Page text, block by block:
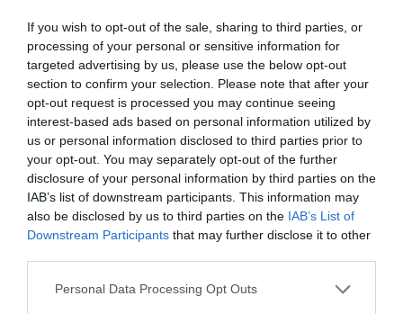
If you wish to opt-out of the sale, sharing to third parties, or
processing of your personal or sensitive information for
targeted advertising by us, please use the below opt-out
section to confirm your selection. Please note that after your
opt-out request is processed you may continue seeing
interest-based ads based on personal information utilized by
us or personal information disclosed to third parties prior to
your opt-out. You may separately opt-out of the further
disclosure of your personal information by third parties on the
IAB’s list of downstream participants. This information may
also be disclosed by us to third parties on the IAB’s List of
Downstream Participants that may further disclose it to other
Please note that this website/app uses one or more Google
Personal Data Processing Opt Outs
Probléma jelentése Te vagy a tulajdonos?